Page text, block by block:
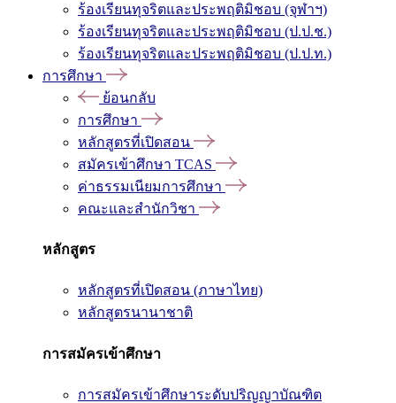
ร้องเรียนทุจริตและประพฤติมิชอบ (จุฬาฯ)
ร้องเรียนทุจริตและประพฤติมิชอบ (ป.ป.ช.)
ร้องเรียนทุจริตและประพฤติมิชอบ (ป.ป.ท.)
การศึกษา
ย้อนกลับ
การศึกษา
หลักสูตรที่เปิดสอน
สมัครเข้าศึกษา TCAS
ค่าธรรมเนียมการศึกษา
คณะและสำนักวิชา
หลักสูตร
หลักสูตรที่เปิดสอน (ภาษาไทย)
หลักสูตรนานาชาติ
การสมัครเข้าศึกษา
การสมัครเข้าศึกษาระดับปริญญาบัณฑิต